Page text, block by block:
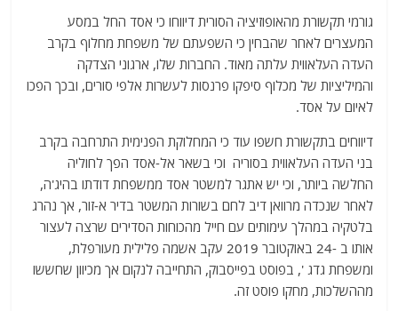
גורמי תקשורת מהאופוזיציה הסורית דיווחו כי אסד החל במסע
המעצרים לאחר שהבחין כי השפעתם של משפחת מחלוף בקרב
העדה העלאווית עלתה מאוד. החברות שלו, ארגוני הצדקה
והמיליציות של מכלוף סיפקו פרנסות לעשרות אלפי סורים, ובכך הפכו
לאיום על אסד.
דיווחים בתקשורת חשפו עוד כי המחלוקת הפנימית התרחבה בקרב
בני העדה העלאווית בסוריה וכי בשאר אל-אסד הפך לחוליה
החלשה ביותר, וכי יש אתגר למשטר אסד ממשפחת דודתו בהיג'ה,
לאחר שנכדה מרוואן דיב לחם בשורות המשטר בדיר א-זור, אך נהרג
בלטקיה במהלך עימותים עם חייל מהכוחות הסדירים שרצה לעצור
אותו ב -24 באוקטובר 2019 עקב אשמה פלילית מעורפלת,
ומשפחת גדג ', בפוסט בפייסבוק, התחייבה לנקום אך מכיוון שחששו
מההשלכות, מחקו פוסט זה.